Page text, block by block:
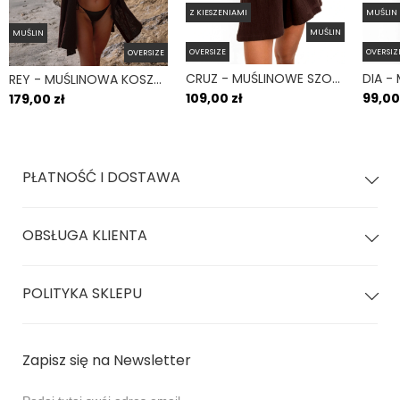
model:4177
MUŚLIN
OVERSIZE
REY - MUŚLINOWA KOSZULA OVERSIZE CZEKOLADOWA
179,00 zł
Z KIESZENIAMI
MUŚLIN
OVERSIZE
CRUZ - MUŚLINOWE SZORTY Z KIESZENIAMI CZEKOLADOWE
109,00 zł
MUŚLIN
99,00
PŁATNOŚĆ I DOSTAWA
OBSŁUGA KLIENTA
POLITYKA SKLEPU
Zapisz się na Newsletter